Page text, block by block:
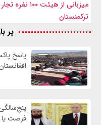
میزبانی از هیئت ۱۰۰ نفره تجار
ترکمنستان
پر
پاسخ
فرصت‌ یا